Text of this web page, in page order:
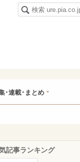
･連載･まとめ
記事ランキング